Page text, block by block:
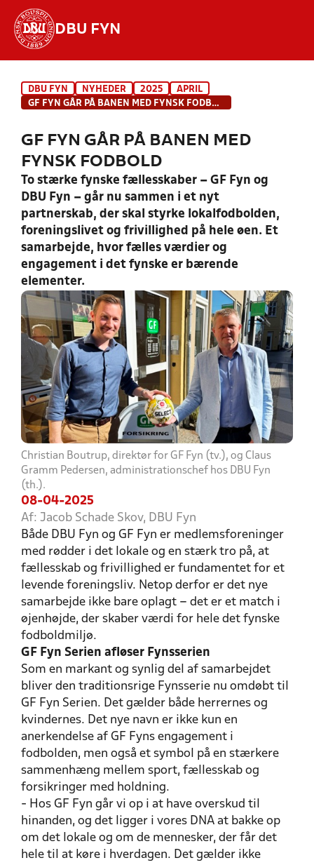
DBU FYN
INDHOLD OG NYHEDER
HOLD
DBU FYN NYHEDER 2025
APRIL
GF FYN GÅR PÅ BANEN MED FYNSK FODBOLD
GF FYN GÅR PÅ BANEN MED
FYNSK FODBOLD
To stærke fynske fællesskaber – GF Fyn og
DBU Fyn – går nu sammen i et nyt
partnerskab, der skal styrke lokalfodbolden,
foreningslivet og frivillighed på hele øen. Et
samarbejde, hvor fælles værdier og
engagement i det fynske er bærende
elementer.
Christian Boutrup, direktør for GF Fyn (tv.), og Claus
Gramm Pedersen, administrationschef hos DBU Fyn
(th.).
08-04-2025
Af: Jacob Schade Skov, DBU Fyn
Både DBU Fyn og GF Fyn er medlemsforeninger
med rødder i det lokale og en stærk tro på, at
fællesskab og frivillighed er fundamentet for et
levende foreningsliv. Netop derfor er det nye
samarbejde ikke bare oplagt – det er et match i
øjenhøjde, der skaber værdi for hele det fynske
fodboldmiljø.
GF Fyn Serien afløser Fynsserien
Som en markant og synlig del af samarbejdet
bliver den traditionsrige Fynsserie nu omdøbt til
GF Fyn Serien. Det gælder både herrernes og
kvindernes. Det nye navn er ikke kun en
anerkendelse af GF Fyns engagement i
fodbolden, men også et symbol på en stærkere
sammenhæng mellem sport, fællesskab og
forsikringer med holdning.
- Hos GF Fyn går vi op i at have overskud til
hinanden, og det ligger i vores DNA at bakke op
om det lokale og om de mennesker, der får det
hele til at køre i hverdagen. Det gælder ikke